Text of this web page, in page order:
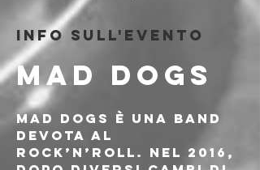
Info sull'evento
MAD DOGS
Mad Dogs è una band
devota al
rock’n’roll. Nel 2016,